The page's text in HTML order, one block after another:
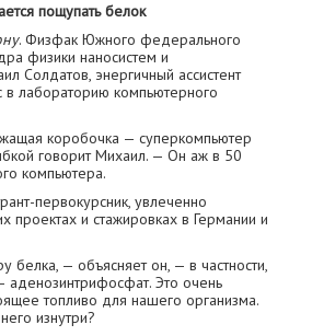
пощупать белок
. Физфак Южного федерального
физики наносистем и
Солдатов, энергичный ассистент
лабораторию компьютерного
коробочка — суперкомпьютер
говорит Михаил. — Он аж в 50
компьютера.
первокурсник, увлеченно
проектах и стажировках в Германии и
белка, — объясняет он, — в частности,
Это очень
топливо для нашего организма.
изнутри?